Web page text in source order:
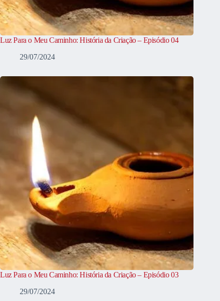
Luz Para o Meu Caminho: História da Criação – Episódio 04
29/07/2024
Luz Para o Meu Caminho: História da Criação – Episódio 03
29/07/2024